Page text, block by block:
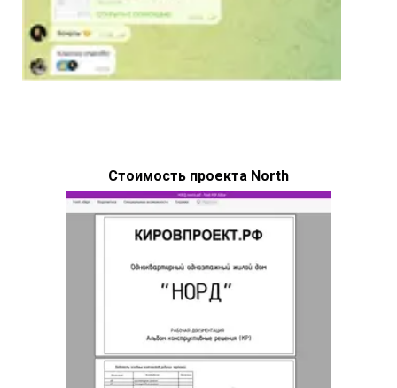
Стоимость проекта North